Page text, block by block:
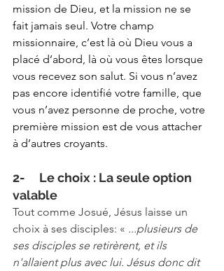
mission de Dieu, et la mission ne se
fait jamais seul. Votre champ
missionnaire, c’est là où Dieu vous a
placé d’abord, là où vous êtes lorsque
vous recevez son salut. Si vous n’avez
pas encore identifié votre famille, que
vous n’avez personne de proche, votre
première mission est de vous attacher
à d’autres croyants.
2-     Le choix : La seule option
valable
Tout comme Josué, Jésus laisse un
choix à ses disciples: « ...plusieurs de
ses disciples se retirèrent, et ils
n'allaient plus avec lui. Jésus donc dit